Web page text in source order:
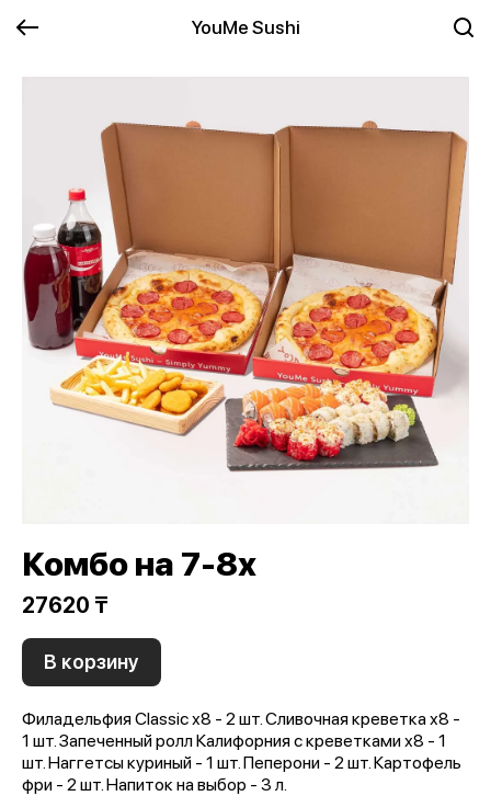
YouMe Sushi
Комбо на 7-8х
27620 ₸
В корзину
Филадельфия Classic х8 - 2 шт. Сливочная креветка х8 -
1 шт. Запеченный ролл Калифорния с креветками х8 - 1
шт. Наггетсы куриный - 1 шт. Пеперони - 2 шт. Картофель
фри - 2 шт. Напиток на выбор - 3 л.